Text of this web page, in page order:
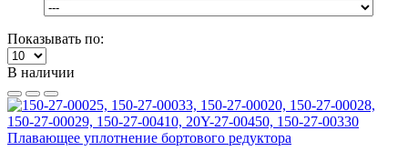
Показывать по:
В наличии